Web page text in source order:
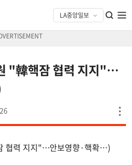
"韓핵잠 협력 지지"…
협력 지지"…안보영향·핵확…)